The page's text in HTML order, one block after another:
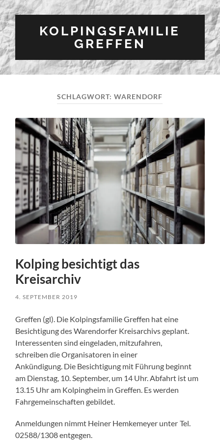
KOLPINGSFAMILIE
GREFFEN
SCHLAGWORT:WARENDORF
Kolping besichtigt das
Kreisarchiv
4. SEPTEMBER 2019
Greffen (gl). Die Kolpingsfamilie Greffen hat eine
Besichtigung des Warendorfer Kreisarchivs geplant.
Interessenten sind eingeladen, mitzufahren,
schreiben die Organisatoren in einer
Ankündigung. Die Besichtigung mit Führung beginnt
am Dienstag, 10. September, um 14 Uhr. Abfahrt ist um
13.15 Uhr am Kolpingheim in Greffen. Es werden
Fahrgemeinschaften gebildet.
Anmeldungen nimmt Heiner Hemkemeyer unter Tel.
02588/1308 entgegen.